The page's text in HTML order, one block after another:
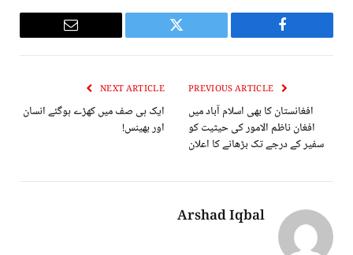
Facebook
Twitter
Email
افغانستان کا بھی اسلام آباد میں
افغان ناظم الامور کی حیثیت کو
سفیر کے درجے تک بڑھانے کا اعلان
NEXT ARTICLE
ایک ہی صف میں کھڑے ہوگئے انسان
اور بھینس!
Arshad Iqbal